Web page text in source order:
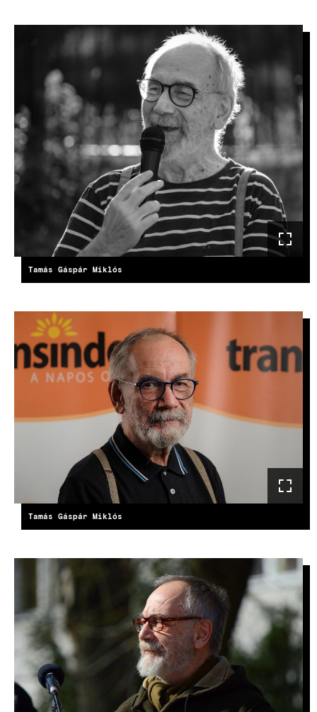
Tamás Gáspár Miklós
IMAGE
Tamás Gáspár Miklós
IMAGE
IMAGE